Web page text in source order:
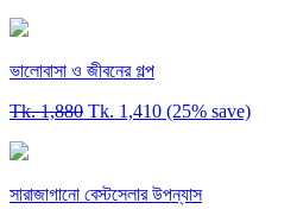
ভালোবাসা ও জীবনের গল্প
Tk. 1,880 Tk. 1,410 (25% save)
সারাজাগানো বেস্টসেলার উপন্যাস